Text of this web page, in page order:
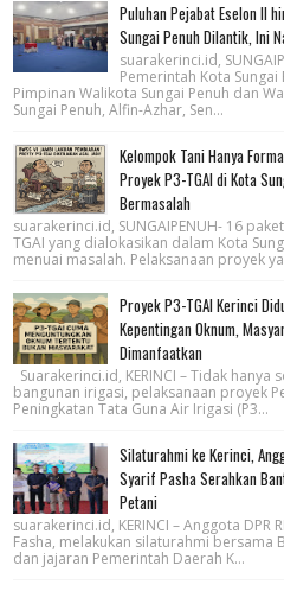
Puluhan Pejabat Eselon II
Sungai Penuh Dilantik, Ini
suarakerinci.id,
Pemerintah Kota Sungai
Pimpinan Walikota Sungai Penuh dan
Sungai Penuh, Alfin-Azhar, Sen...
Kelompok Tani Hanya
Proyek P3-TGAI di Kota
Bermasalah
suarakerinci.id, SUNGAIPENUH- 16
TGAI yang dialokasikan dalam Kota
menuai masalah. Pelaksanaan proyek
Proyek P3-TGAI Kerinci
Kepentingan Oknum,
Dimanfaatkan
Suarakerinci.id, KERINCI – Tidak hanya
bangunan irigasi, pelaksanaan proyek
Peningkatan Tata Guna Air Irigasi (P3...
Silaturahmi ke Kerinci,
Syarif Pasha Serahkan
Petani
suarakerinci.id, KERINCI – Anggota DPR
Fasha, melakukan silaturahmi bersama
dan jajaran Pemerintah Daerah K...